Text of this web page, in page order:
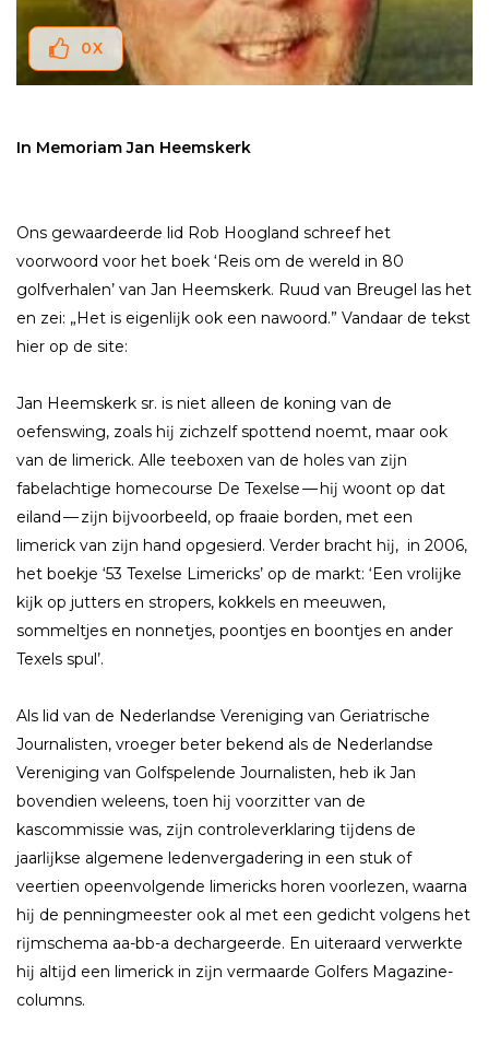
0X
In Memoriam Jan Heemskerk
Ons gewaardeerde lid Rob Hoogland schreef het
voorwoord voor het boek ‘Reis om de wereld in 80
golfverhalen’ van Jan Heemskerk. Ruud van Breugel las het
en zei: „Het is eigenlĳk ook een nawoord.” Vandaar de tekst
hier op de site:
Jan Heemskerk sr. is niet alleen de koning van de
oefenswing, zoals hĳ zichzelf spottend noemt, maar ook
van de limerick. Alle teeboxen van de holes van zĳn
fabelachtige homecourse De Texelse — hĳ woont op dat
eiland — zĳn bĳvoorbeeld, op fraaie borden, met een
limerick van zĳn hand opgesierd. Verder bracht hĳ, in 2006,
het boekje ‘53 Texelse Limericks’ op de markt: ‘Een vrolĳke
kĳk op jutters en stropers, kokkels en meeuwen,
sommeltjes en nonnetjes, poontjes en boontjes en ander
Texels spul’.
Als lid van de Nederlandse Vereniging van Geriatrische
Journalisten, vroeger beter bekend als de Nederlandse
Vereniging van Golfspelende Journalisten, heb ik Jan
bovendien weleens, toen hĳ voorzitter van de
kascommissie was, zĳn controleverklaring tĳdens de
jaarlĳkse algemene ledenvergadering in een stuk of
veertien opeenvolgende limericks horen voorlezen, waarna
hĳ de penningmeester ook al met een gedicht volgens het
rĳmschema aa-bb-a dechargeerde. En uiteraard verwerkte
hĳ altĳd een limerick in zĳn vermaarde Golfers Magazine-
columns.